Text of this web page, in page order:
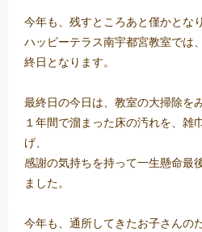
今年も、残すところあと僅かとな
ハッピーテラス南宇都宮教室では
終日となります。
最終日の今日は、教室の大掃除を
１年間で溜まった床の汚れを、雑
げ、
感謝の気持ちを持って一生懸命最
ました。
今年も、通所してきたお子さんの